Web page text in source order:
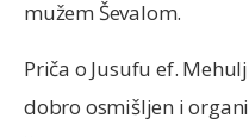
mužem Ševalom.
Priča o Jusufu ef.
dobro osmišljen i